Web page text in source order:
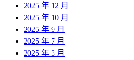
2025 年 12 月
2025 年 10 月
2025 年 9 月
2025 年 7 月
2025 年 3 月